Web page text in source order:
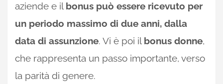
aziende e il bonus può essere ricevuto per
un periodo massimo di due anni, dalla
data di assunzione. Vi è poi il bonus donne,
che rappresenta un passo importante, verso
la parità di genere.